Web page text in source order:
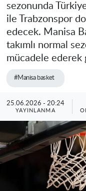
sezonunda
ile Trabzonspor
edecek. Manisa
takımlı normal
mücadele ederek
#Manisa basket
25.06.2026 - 20:24
YAYINLANMA
Soma
Resmi İlanlar
Son Dakika
Haber Arşivi